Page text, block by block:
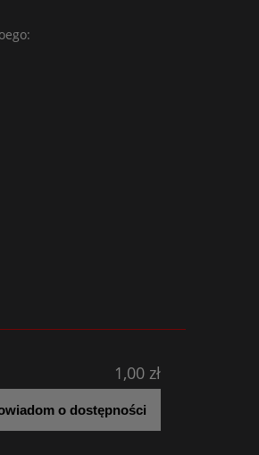
1,00 zł
o dostępności